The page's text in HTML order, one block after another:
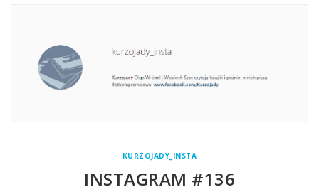
KURZOJADY_INSTA
INSTAGRAM #136